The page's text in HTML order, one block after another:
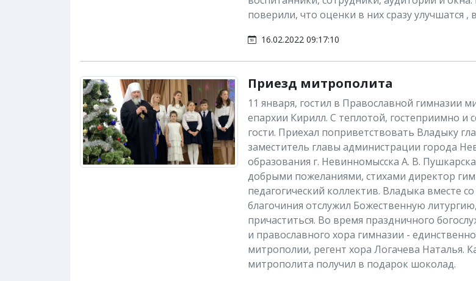
поверили, что оценки в них сразу улучшатся ,
16.02.2022 09:17:10
Приезд митрополита
11 января, гостил в Православной гимназии
епархии Кирилл. С теплотой, гостеприимно и
гости. Приехал поприветствовать Владыку
заместитель главы администрации города
образования г. Невинномысска А. В.
добрыми пожеланиями, стихами директор
педагогический коллектив. Владыка вместе
благочиния отслужил Божественную
причаститься. Во время праздничного
и православного хора гимназии -
митрополии, регент хора Логачева Наталья.
митрополита получил в подарок шоколад.